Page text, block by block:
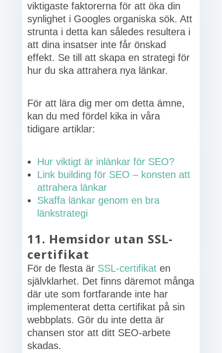
viktigaste faktorerna för att öka din
synlighet i Googles organiska sök. Att
strunta i detta kan således resultera i
att dina insatser inte får önskad
effekt. Se till att skapa en strategi för
hur du ska attrahera nya länkar.
För att lära dig mer om detta ämne,
kan du med fördel kika in våra
tidigare artiklar:
Hur viktigt är inlänkar för SEO?
Link building för SEO – konsten att
attrahera länkar
Skaffa länkar genom en bra
länkstrategi
11. Hemsidor utan SSL-
certifikat
För de flesta är SSL-certifikaten
självklarhet. Det finns däremot många
där ute som fortfarande inte har
implementerat detta certifikat på sin
webbplats. Gör du inte detta är
chansen stor att ditt SEO-arbete
skadas.